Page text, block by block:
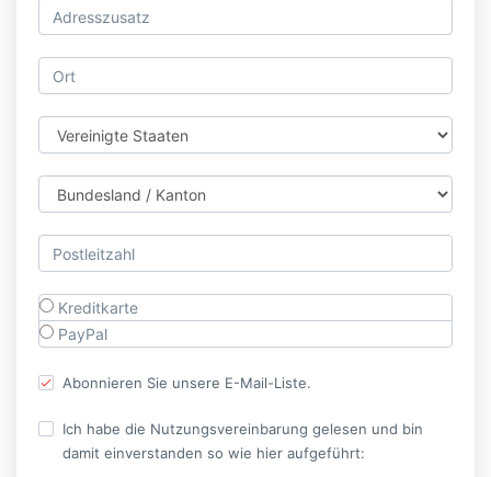
Kreditkarte
PayPal
Abonnieren Sie unsere E-Mail-Liste.
Ich habe die Nutzungsvereinbarung gelesen und bin
damit einverstanden so wie hier aufgeführt: